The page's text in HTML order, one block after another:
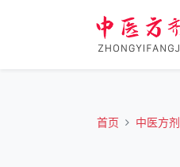
首页 中医方剂